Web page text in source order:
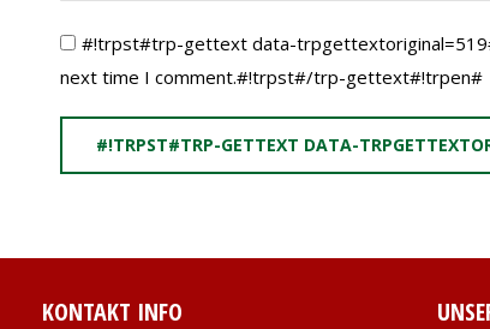
#!trpst#trp-gettext data-
next time I comment.#!trpst#/trp-gettext#!trpen#
#!TRPST#TRP-GETTEXT DATA-
KONTAKT INFO